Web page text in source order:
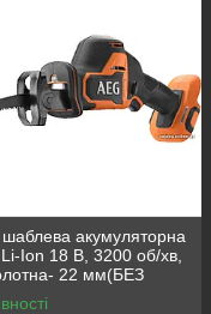
акумуляторна
Ion 18 В, 3200 об/хв,
22 мм(БЕЗ